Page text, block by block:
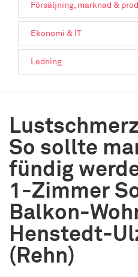
Försäljning, marknad &
Ekonomi & IT
Ledning
So sollte
fündig
1-Zimmer
Balkon-
Henstedt-
(Rehn)